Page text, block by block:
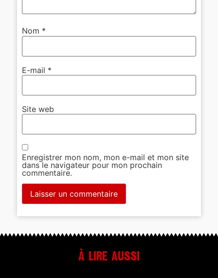
Nom *
E-mail *
Site web
Enregistrer mon nom, mon e-mail et mon site
dans le navigateur pour mon prochain
commentaire.
À lire aussi